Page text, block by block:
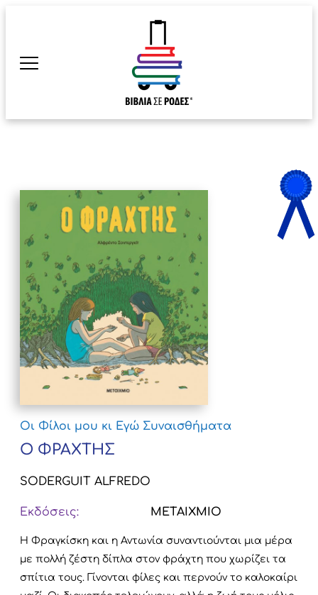
Οι Φίλοι μου κι Εγώ Συναισθήματα
Ο ΦΡΑΧΤΗΣ
SODERGUIT ALFREDO
Εκδόσεις: ΜΕΤΑΙΧΜΙΟ
Η Φραγκίσκη και η Αντωνία συναντιούνται μια μέρα
με πολλή ζέστη δίπλα στον φράχτη που χωρίζει τα
σπίτια τους. Γίνονται φίλες και περνούν το καλοκαίρι